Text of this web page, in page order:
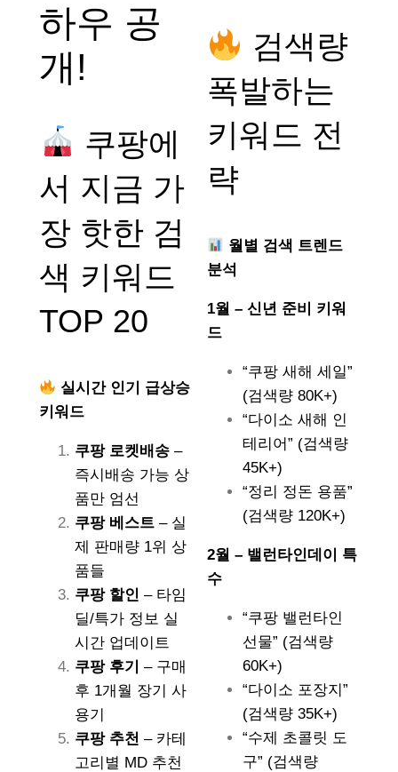
하우 공
개!
쿠팡에
서 지금 가
장 핫한 검
색 키워드
TOP 20
실시간 인기 급상승
키워드
쿠팡 로켓배송 –
즉시배송 가능 상
품만 엄선
쿠팡 베스트 – 실
제 판매량 1위 상
품들
쿠팡 할인 – 타임
딜/특가 정보 실
시간 업데이트
쿠팡 후기
– 구매
후 1개월 장기 사
용기
쿠팡 추천 – 카테
고리별 MD 추천
검색량
폭발하는
키워드 전
략
월별 검색 트렌드
분석
1월 – 신년 준비 키워
드
“쿠팡 새해 세일”
(검색량 80K+)
“다이소 새해 인
테리어” (검색량
45K+)
“정리 정돈 용품”
(검색량 120K+)
2월 – 밸런타인데이 특
수
“쿠팡 밸런타인
선물” (검색량
60K+)
“다이소 포장지”
(검색량 35K+)
“수제 초콜릿 도
구” (검색량